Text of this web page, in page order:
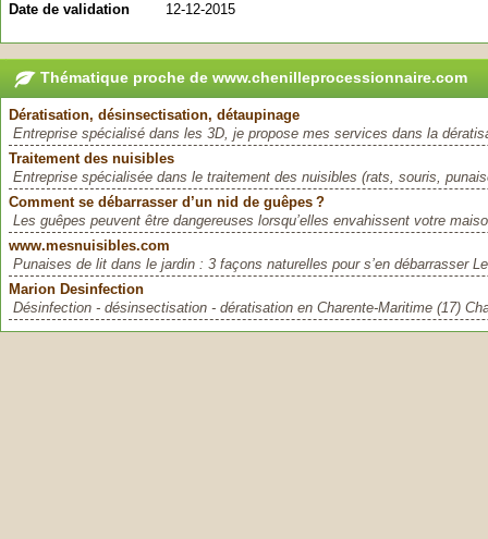
Date de validation
12-12-2015
Thématique proche de www.chenilleprocessionnaire.com
Dératisation, désinsectisation, détaupinage
Entreprise spécialisé dans les 3D, je propose mes services dans la
Traitement des nuisibles
Entreprise spécialisée dans le traitement des nuisibles (rats, souris,
Comment se débarrasser d’un nid de guêpes ?
Les guêpes peuvent être dangereuses lorsqu’elles envahissent votre
www.mesnuisibles.com
Punaises de lit dans le jardin : 3 façons naturelles pour s’en débarrasser
Marion Desinfection
Désinfection - désinsectisation - dératisation en Charente-Maritime (17)